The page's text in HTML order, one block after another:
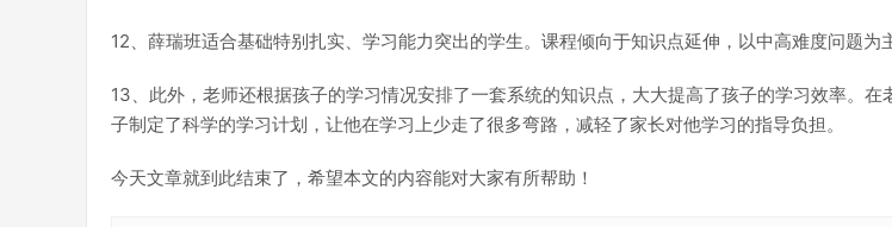
12、薛瑞班适合基础特别扎实、学习能力突出的学生。课程倾向于知识点延伸，以中高难度问题为
13、此外，老师还根据孩子的学习情况安排了一套系统的知识点，大大提高了孩子的学习效率。在
子制定了科学的学习计划，让他在学习上少走了很多弯路，减轻了家长对他学习的指导负担。
今天文章就到此结束了，希望本文的内容能对大家有所帮助！